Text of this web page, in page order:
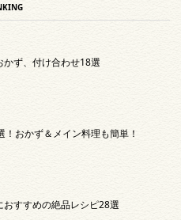
ず、付け合わせ18選
おかず＆メイン料理も簡単！
すすめの絶品レシピ28選